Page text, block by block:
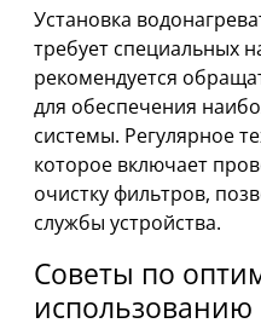
Установка
требует специальных
рекомендуется
для обеспечения
системы. Регулярное
которое включает
очистку фильтров,
службы устройства.
Советы по
использованию